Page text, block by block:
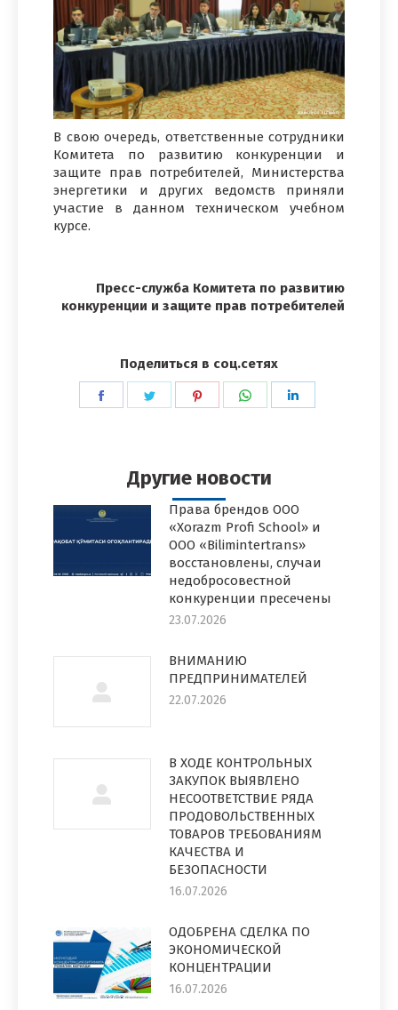
В свою очередь, ответственные сотрудники
Комитета по развитию конкуренции и
защите прав потребителей, Министерства
энергетики и других ведомств приняли
участие в данном техническом учебном
курсе.
Пресс-служба Комитета по развитию
конкуренции и защите прав потребителей
Поделиться в соц.сетях
ПоделитьсяПоделитьсяПоделитьсяПоделиться
Другие новости
Права брендов ООО
«Xorazm Profi School» и
ООО «Bilimintertrans»
восстановлены, случаи
недобросовестной
конкуренции пресечены
23.07.2026
ВНИМАНИЮ
ПРЕДПРИНИМАТЕЛЕЙ
22.07.2026
В ХОДЕ КОНТРОЛЬНЫХ
ЗАКУПОК ВЫЯВЛЕНО
НЕСООТВЕТСТВИЕ РЯДА
ПРОДОВОЛЬСТВЕННЫХ
ТОВАРОВ ТРЕБОВАНИЯМ
КАЧЕСТВА И
БЕЗОПАСНОСТИ
16.07.2026
ОДОБРЕНА СДЕЛКА ПО
ЭКОНОМИЧЕСКОЙ
КОНЦЕНТРАЦИИ
16.07.2026